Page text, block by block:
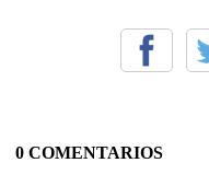
0 COMENTARIOS